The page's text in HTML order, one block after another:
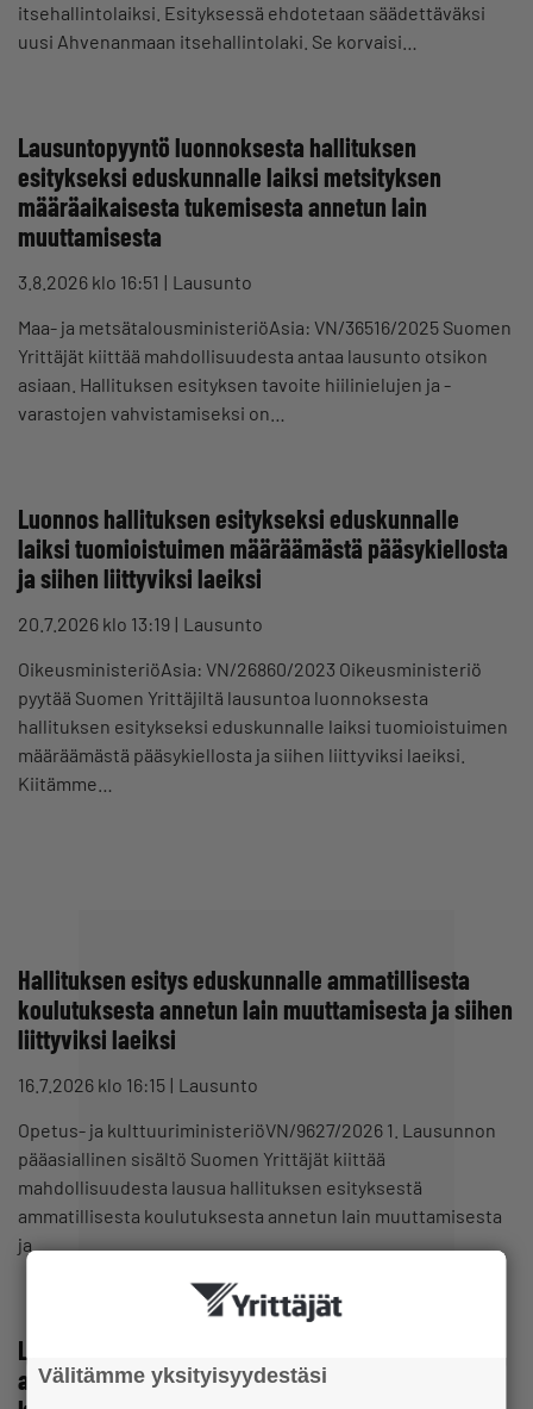
itsehallintolaiksi. Esityksessä ehdotetaan säädettäväksi
uusi Ahvenanmaan itsehallintolaki. Se korvaisi…
Lausuntopyyntö luonnoksesta hallituksen
esitykseksi eduskunnalle laiksi metsityksen
määräaikaisesta tukemisesta annetun lain
muuttamisesta
3.8.2026 klo 16:51
Lausunto
Maa- ja metsätalousministeriöAsia: VN/36516/2025 Suomen
Yrittäjät kiittää mahdollisuudesta antaa lausunto otsikon
asiaan. Hallituksen esityksen tavoite hiilinielujen ja -
varastojen vahvistamiseksi on…
Luonnos hallituksen esitykseksi eduskunnalle
laiksi tuomioistuimen määräämästä pääsykiellosta
ja siihen liittyviksi laeiksi
20.7.2026 klo 13:19
Lausunto
OikeusministeriöAsia: VN/26860/2023 Oikeusministeriö
pyytää Suomen Yrittäjiltä lausuntoa luonnoksesta
hallituksen esitykseksi eduskunnalle laiksi tuomioistuimen
määräämästä pääsykiellosta ja siihen liittyviksi laeiksi.
Kiitämme…
Hallituksen esitys eduskunnalle ammatillisesta
koulutuksesta annetun lain muuttamisesta ja siihen
liittyviksi laeiksi
16.7.2026 klo 16:15
Lausunto
Opetus- ja kulttuuriministeriöVN/9627/2026 1. Lausunnon
pääasiallinen sisältö Suomen Yrittäjät kiittää
mahdollisuudesta lausua hallituksen esityksestä
ammatillisesta koulutuksesta annetun lain muuttamisesta
ja…
Lausuntopyyntö luonnoksesta valtioneuvoston
asetukseksi sairaankuljetuksen kustannusten
Välitämme yksityisyydestäsi